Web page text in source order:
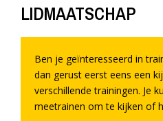
LIDMAATSCHAP
Ben je geïnteresseerd in
dan gerust eerst eens een
verschillende trainingen. Je
meetrainen om te kijken of